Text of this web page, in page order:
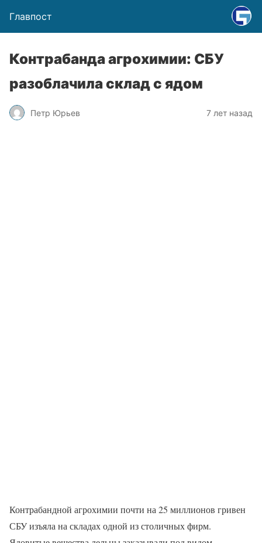
Главпост
Контрабанда агрохимии: СБУ
разоблачила склад с ядом
Петр Юрьев 7 лет назад
Контрабандной агрохимии почти на 25 миллионов гривен
СБУ изъяла на складах одной из столичных фирм.